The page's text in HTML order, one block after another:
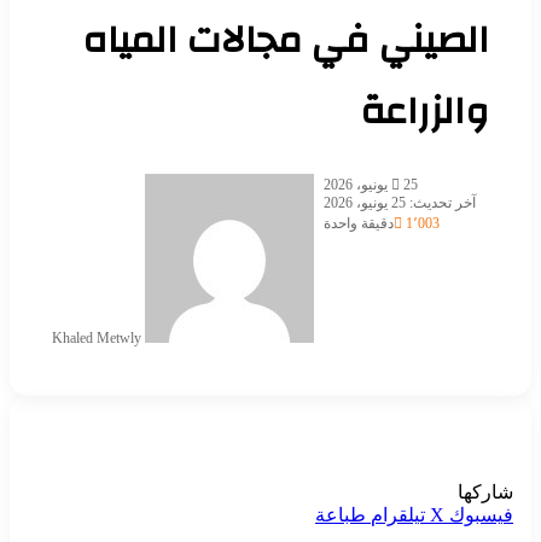
الصيني في مجالات المياه
والزراعة
Khaled Metwly
25 يونيو، 2026
آخر تحديث: 25 يونيو، 2026
1٬003
دقيقة واحدة
شاركها
فيسبوك ‫X تيلقرام طباعة